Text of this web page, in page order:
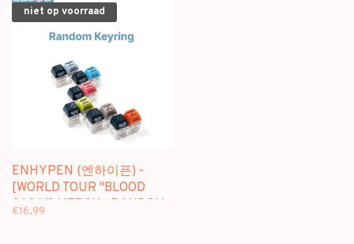
niet op voorraad
ENHYPEN (엔하이픈) -
[WORLD TOUR "BLOOD
SAGA"] MERCH : RANDOM
KEYRING
€16,99